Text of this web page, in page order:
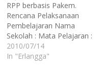
RPP berbasis Pakem.
Rencana Pelaksanaan
Pembelajaran Nama
Sekolah : Mata Pelajaran :
Teknologi Informasi dan
Komunikasi Kelas : 4
2010/07/14
In "Erlangga"